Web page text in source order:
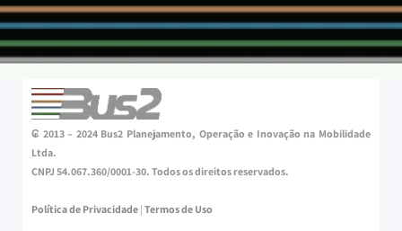
₢ 2013 – 2024 Bus2 Planejamento, Operação e Inovação na Mobilidade
Ltda.
CNPJ 54.067.360/0001-30. Todos os direitos reservados.
Política de Privacidade | Termos de Uso